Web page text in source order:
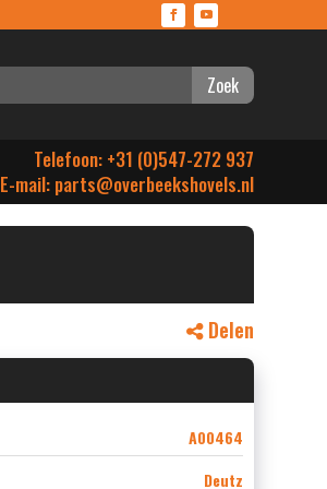
Zoek
Telefoon: +31 (0)547-272 937
E-mail: parts@overbeekshovels.nl
Delen
A00464
Deutz